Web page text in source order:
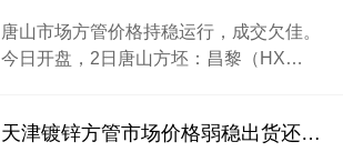
唐山市场方管价格持稳运行，成交欠佳。
今日开盘，2日唐山方坯：昌黎（HX…
天津镀锌方管市场价格弱稳出货还有上涨空间